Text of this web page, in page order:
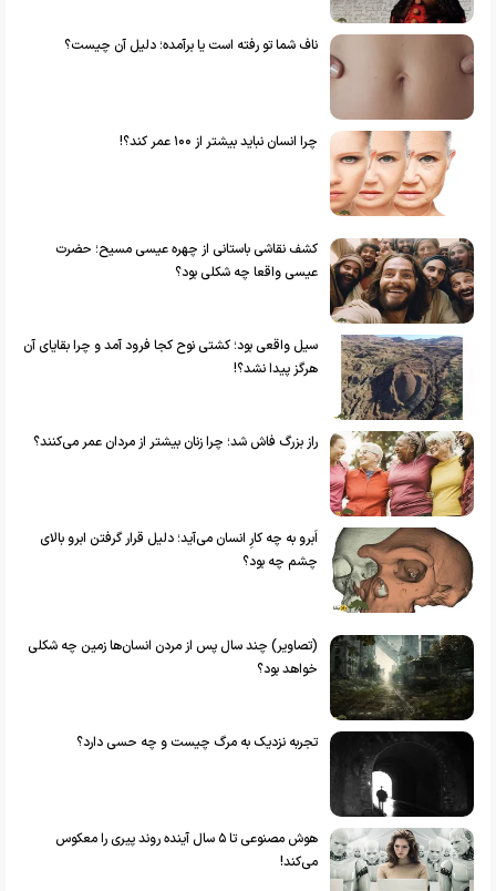
ناف شما تو رفته است یا برآمده؛ دلیل آن چیست؟
چرا انسان نباید بیشتر از ۱۰۰ عمر کند؟!
کشف نقاشی باستانی از چهره عیسی مسیح؛ حضرت
عیسی واقعا چه شکلی بود؟
سیل واقعی بود؛ کشتی نوح کجا فرود آمد و چرا بقایای آن
هرگز پیدا نشد؟!
راز بزرگ فاش شد؛ چرا زنان بیشتر از مردان عمر می‌کنند؟
اَبرو به چه کارِ انسان می‌آید؛ دلیل قرار گرفتن ابرو بالای
چشم چه بود؟
(تصاویر) چند سال پس از مردن انسان‌ها زمین چه شکلی
خواهد بود؟
تجربه نزدیک به مرگ چیست و چه حسی دارد؟
هوش مصنوعی تا ۵ سال آینده روند پیری را معکوس
می‌کند!